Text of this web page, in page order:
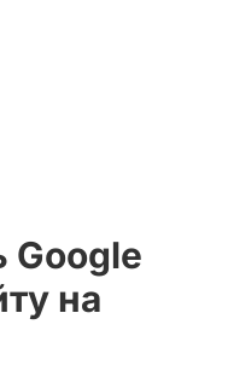
Google
на